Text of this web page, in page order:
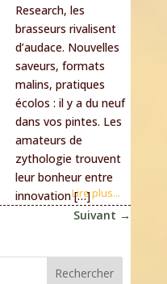
Research, les
brasseurs rivalisent
d’audace. Nouvelles
saveurs, formats
malins, pratiques
écolos : il y a du neuf
dans vos pintes. Les
amateurs de
zythologie trouvent
leur bonheur entre
innovation […]Lire plus...
Suivant →